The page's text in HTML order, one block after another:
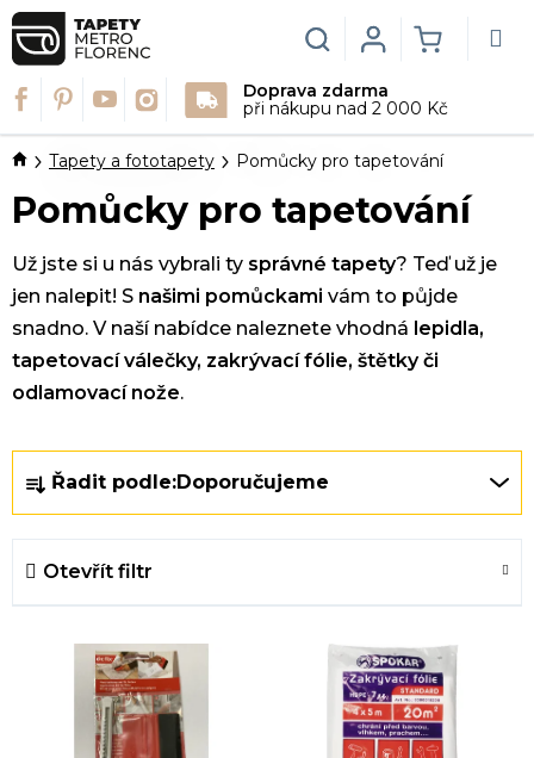
Přejít
na
obsah
Doprava zdarma
při nákupu nad 2 000 Kč
Hledat
KOŠÍK
Login
DomůTapety a fototapety Pomůcky pro tapetování
Pomůcky pro tapetování
Už jste si u nás vybrali ty správné tapety? Teď už je
jen nalepit! S našimi pomůckami vám to půjde
snadno. V naší nabídce naleznete vhodná lepidla,
tapetovací válečky, zakrývací fólie, štětky či
odlamovací nože.
a
z
e
n
Řadit podle:Doporučujeme
Otevřít filtr